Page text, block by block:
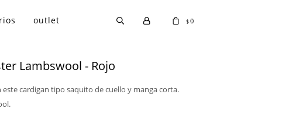
outlet $0
Lambswool - Rojo
cardigan tipo saquito de cuello y manga corta.